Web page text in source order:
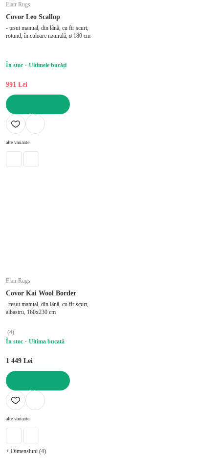
Flair Rugs
Covor Leo Scallop
- țesut manual, din lână, cu fir scurt,
rotund, în culoare naturală, ø 180 cm
În stoc Ultimele bucăți
991 Lei
ADAUGĂ ÎN COȘ
alte variante
Flair Rugs
Covor Kai Wool Border
- țesut manual, din lână, cu fir scurt,
albastru, 160x230 cm
(4)
În stoc
Ultima bucată
1 449 Lei
ADAUGĂ ÎN COȘ
alte variante
+ Dimensiuni (4)